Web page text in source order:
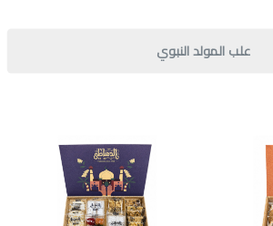
علب المولد النبوي